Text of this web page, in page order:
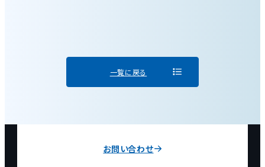
一覧に戻る
お問い合わせ